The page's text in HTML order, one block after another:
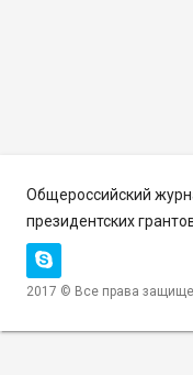
Общероссийский
президентских
2017 © Все права